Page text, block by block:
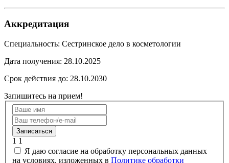
Аккредитация
Специальность: Сестринское дело в косметологии
Дата получения: 28.10.2025
Срок действия до: 28.10.2030
Запишитесь на прием!
Записаться
1 1
на условиях, изложенных в Политике обработки